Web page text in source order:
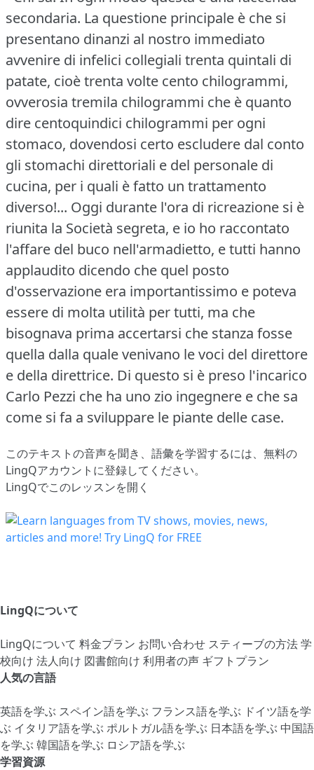
secondaria. La questione principale è che si
presentano dinanzi al nostro immediato
avvenire di infelici collegiali trenta quintali di
patate, cioè trenta volte cento chilogrammi,
ovverosia tremila chilogrammi che è quanto
dire centoquindici chilogrammi per ogni
stomaco, dovendosi certo escludere dal conto
gli stomachi direttoriali e del personale di
cucina, per i quali è fatto un trattamento
diverso!... Oggi durante l'ora di ricreazione si è
riunita la Società segreta, e io ho raccontato
l'affare del buco nell'armadietto, e tutti hanno
applaudito dicendo che quel posto
d'osservazione era importantissimo e poteva
essere di molta utilità per tutti, ma che
bisognava prima accertarsi che stanza fosse
quella dalla quale venivano le voci del direttore
e della direttrice. Di questo si è preso l'incarico
Carlo Pezzi che ha uno zio ingegnere e che sa
come si fa a sviluppare le piante delle case.
このテキストの音声を聞き、語彙を学習するには、 無料の
LingQアカウントに登録してください。
LingQでこのレッスンを開く
LingQについて
LingQについて 料金プラン お問い合わせ スティーブの方法学
校向け 法人向け 図書館向け 利用者の声 ギフトプラン
人気の言語
英語を学ぶ スペイン語を学ぶ フランス語を学ぶ ドイツ語を学
ぶ イタリア語を学ぶ ポルトガル語を学ぶ 日本語を学ぶ 中国語
を学ぶ 韓国語を学ぶ ロシア語を学ぶ
学習資源